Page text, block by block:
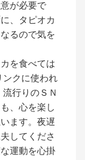
が必要で
、タピオカ
るので気を
を食べては
ンクに使われ
行りのＳＮ
、心を楽し
ます。夜遅
してくださ
運動を心掛